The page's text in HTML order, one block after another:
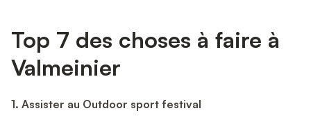
Top 7 des choses à faire à
Valmeinier
1. Assister au Outdoor sport festival